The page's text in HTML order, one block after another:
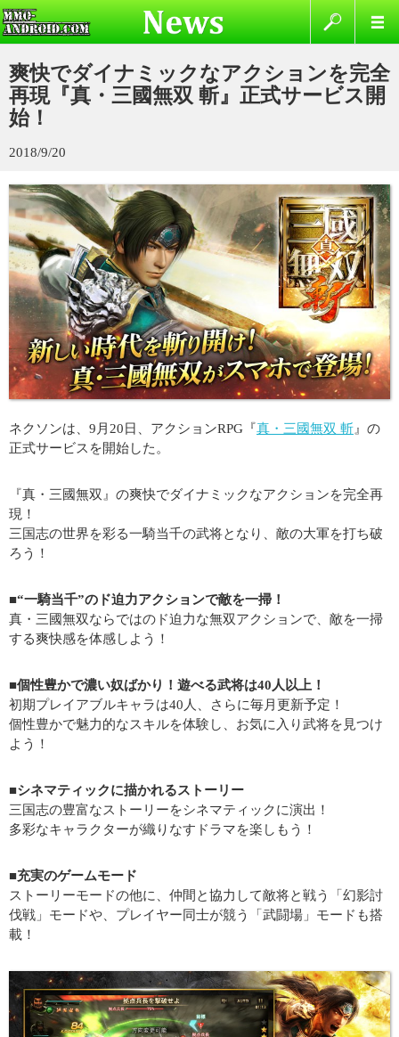
爽快でダイナミックなアクションを完全
再現『真・三國無双 斬』正式サービス開
始！
2018/9/20
ネクソンは、9月20日、アクションRPG『真・三國無双 斬 』の
正式サービスを開始した。
『真・三國無双』の爽快でダイナミックなアクションを完全再
現！
三国志の世界を彩る一騎当千の武将となり、敵の大軍を打ち破
ろう！
■“一騎当千”のド迫力アクションで敵を一掃！
真・三國無双ならではのド迫力な無双アクションで、敵を一掃
する爽快感を体感しよう！
■個性豊かで濃い奴ばかり！遊べる武将は40人以上！
初期プレイアブルキャラは40人、さらに毎月更新予定！
個性豊かで魅力的なスキルを体験し、お気に入り武将を見つけ
よう！
■シネマティックに描かれるストーリー
三国志の豊富なストーリーをシネマティックに演出！
多彩なキャラクターが織りなすドラマを楽しもう！
■充実のゲームモード
ストーリーモードの他に、仲間と協力して敵将と戦う「幻影討
伐戦」モードや、プレイヤー同士が競う「武闘場」モードも搭
載！